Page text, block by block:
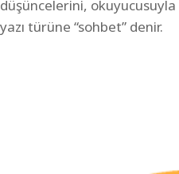
düşüncelerini,
yazı türüne “sohbet” denir.